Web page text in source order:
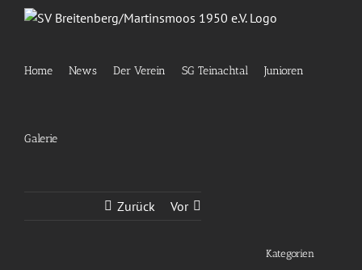
Home News Der Verein SG Teinachtal Junioren
Galerie
Zurück Vor
Kategorien